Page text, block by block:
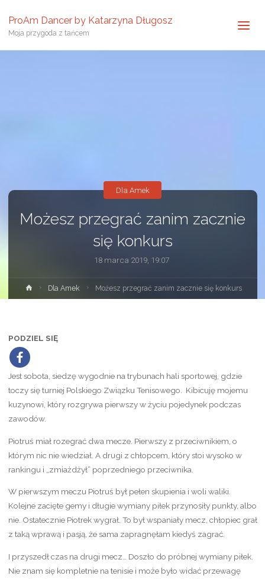
ProAm Dancer by Katarzyna Długosz
Moja przygoda z tańcem
Możesz przegrać zanim zacznie
się konkurs
18 marca 2019, 19:07
Dla Amek
Strona
główna
Dla Amek Możesz przegrać zanim zacznie się konkurs
PODZIEL SIĘ
Jest sobota, siedzę wygodnie na trybunach hali sportowej, gdzie
toczy się turniej Polskiego Związku Tenisowego. Kibicuję mojemu
kuzynowi, który rozgrywa pierwszy w życiu pojedynek podczas
zawodów.
Piotruś miał rozegrać dwa mecze. Pierwszy z przeciwnikiem, o
którym nic nie wiedział. A drugi z chłopcem, który stoi wysoko w
rankingu i „zmiażdżył” poprzedniego przeciwnika.
W pierwszym meczu Piotruś był pełen skupienia i woli waliki.
Kolejne zacięte gemy i długie wymiany piłek przynosiły punkty, albo
nie. Ostatecznie Piotrek wygrał. To był wspaniały mecz, chłopiec grał
z taką wprawą i pasją, że sama zapragnęłam kiedyś zagrać.
I przyszedł czas na drugi mecz… Doszło do próbnej wymiany piłek.
Nie znam się kompletnie na tenisie i może było widać przewagę